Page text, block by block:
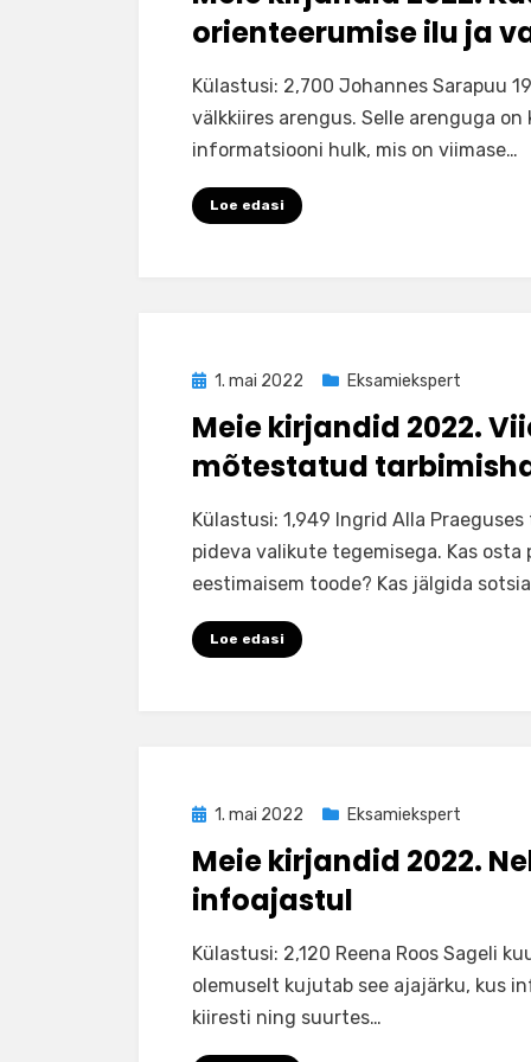
orienteerumise ilu ja
byIlona
Külastusi: 2,700 Johannes Sarapuu
välkkiires arengus. Selle arenguga
informatsiooni hulk, mis on viimase…
Loe edasi
Posted
1. mai 2022 Eksamiekspert
Meie kirjandid 2022.
mõtestatud
byIlona
Külastusi: 1,949 Ingrid Alla
pideva valikute tegemisega. Kas osta
eestimaisem toode? Kas jälgida
Loe edasi
Posted
1. mai 2022 Eksamiekspert
Meie kirjandid 2022.
infoajastul
byIlona
Külastusi: 2,120 Reena Roos Sageli
olemuselt kujutab see ajajärku, kus
kiiresti ning suurtes…